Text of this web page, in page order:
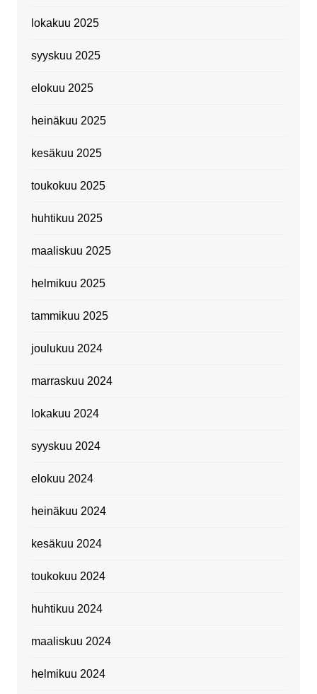
lokakuu 2025
syyskuu 2025
elokuu 2025
heinäkuu 2025
kesäkuu 2025
toukokuu 2025
huhtikuu 2025
maaliskuu 2025
helmikuu 2025
tammikuu 2025
joulukuu 2024
marraskuu 2024
lokakuu 2024
syyskuu 2024
elokuu 2024
heinäkuu 2024
kesäkuu 2024
toukokuu 2024
huhtikuu 2024
maaliskuu 2024
helmikuu 2024